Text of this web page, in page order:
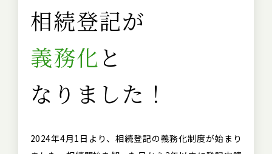
相続登記が
義務化と
なりました！
2024年4月1日より、相続登記の義務化制度が始まり